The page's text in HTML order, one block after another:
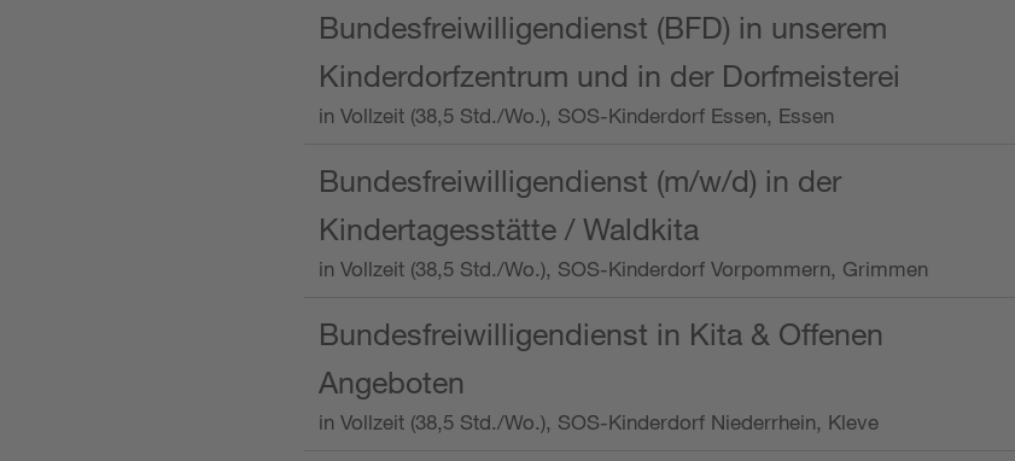
Bundesfreiwilligendienst (BFD) in unserem
Kinderdorfzentrum und in der Dorfmeisterei
in Vollzeit (38,5 Std./Wo.), SOS-Kinderdorf Essen, Essen
Bundesfreiwilligendienst (m/w/d) in der
Kindertagesstätte / Waldkita
in Vollzeit (38,5 Std./Wo.), SOS-Kinderdorf Vorpommern, Grimmen
Bundesfreiwilligendienst in Kita & Offenen
Angeboten
in Vollzeit (38,5 Std./Wo.), SOS-Kinderdorf Niederrhein, Kleve